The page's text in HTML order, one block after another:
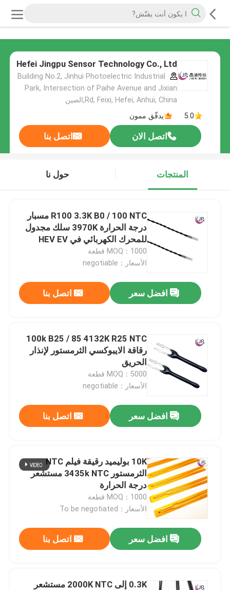
Hefei Jingpu Sensor Technology Co., Ltd
Building No.2, Jinhui Photoelectric Industrial
Park, Intersection of Paihe Avenue and Jixian
Rd, Feixi, Hefei, Anhui, China,الصين
5.0
يدقّق ممون
اتصل الان اتصل بنا
المنتجات حول نا
R100 3.3K B0 / 100 NTC مسبار
درجة الحرارة 3970K سلك مجدول
للمحرك الكهربائي في HEV EV
MOQ：1000 قطعة
الأسعار：negotiable
افضل سعر اتصل بنا
100k B25 / 85 4132K R25 NTC
رقاقة الايبوكسي الثرمستور لإنذار
الحريق
MOQ：5000 قطعة
الأسعار：negotiable
افضل سعر اتصل بنا
10K بوليميد رقيقة فيلم NTC
الثرمستور 3435k NTC مستشعر
درجة الحرارة
MOQ：1000 قطعة
الأسعار：To be negotiated
افضل سعر اتصل بنا
0.3K إلى 2000K NTC مستشعر